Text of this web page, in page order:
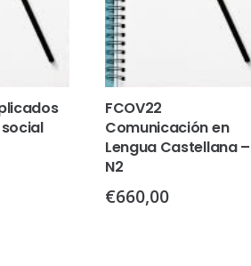
FCOV22
Comunicación en
Lengua Castellana –
N2
€660,00